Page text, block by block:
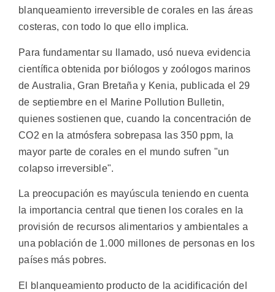
blanqueamiento irreversible de corales en las áreas
costeras, con todo lo que ello implica.
Para fundamentar su llamado, usó nueva evidencia
científica obtenida por biólogos y zoólogos marinos
de Australia, Gran Bretaña y Kenia, publicada el 29
de septiembre en el Marine Pollution Bulletin,
quienes sostienen que, cuando la concentración de
CO2 en la atmósfera sobrepasa las 350 ppm, la
mayor parte de corales en el mundo sufren "un
colapso irreversible".
La preocupación es mayúscula teniendo en cuenta
la importancia central que tienen los corales en la
provisión de recursos alimentarios y ambientales a
una población de 1.000 millones de personas en los
países más pobres.
El blanqueamiento producto de la acidificación del